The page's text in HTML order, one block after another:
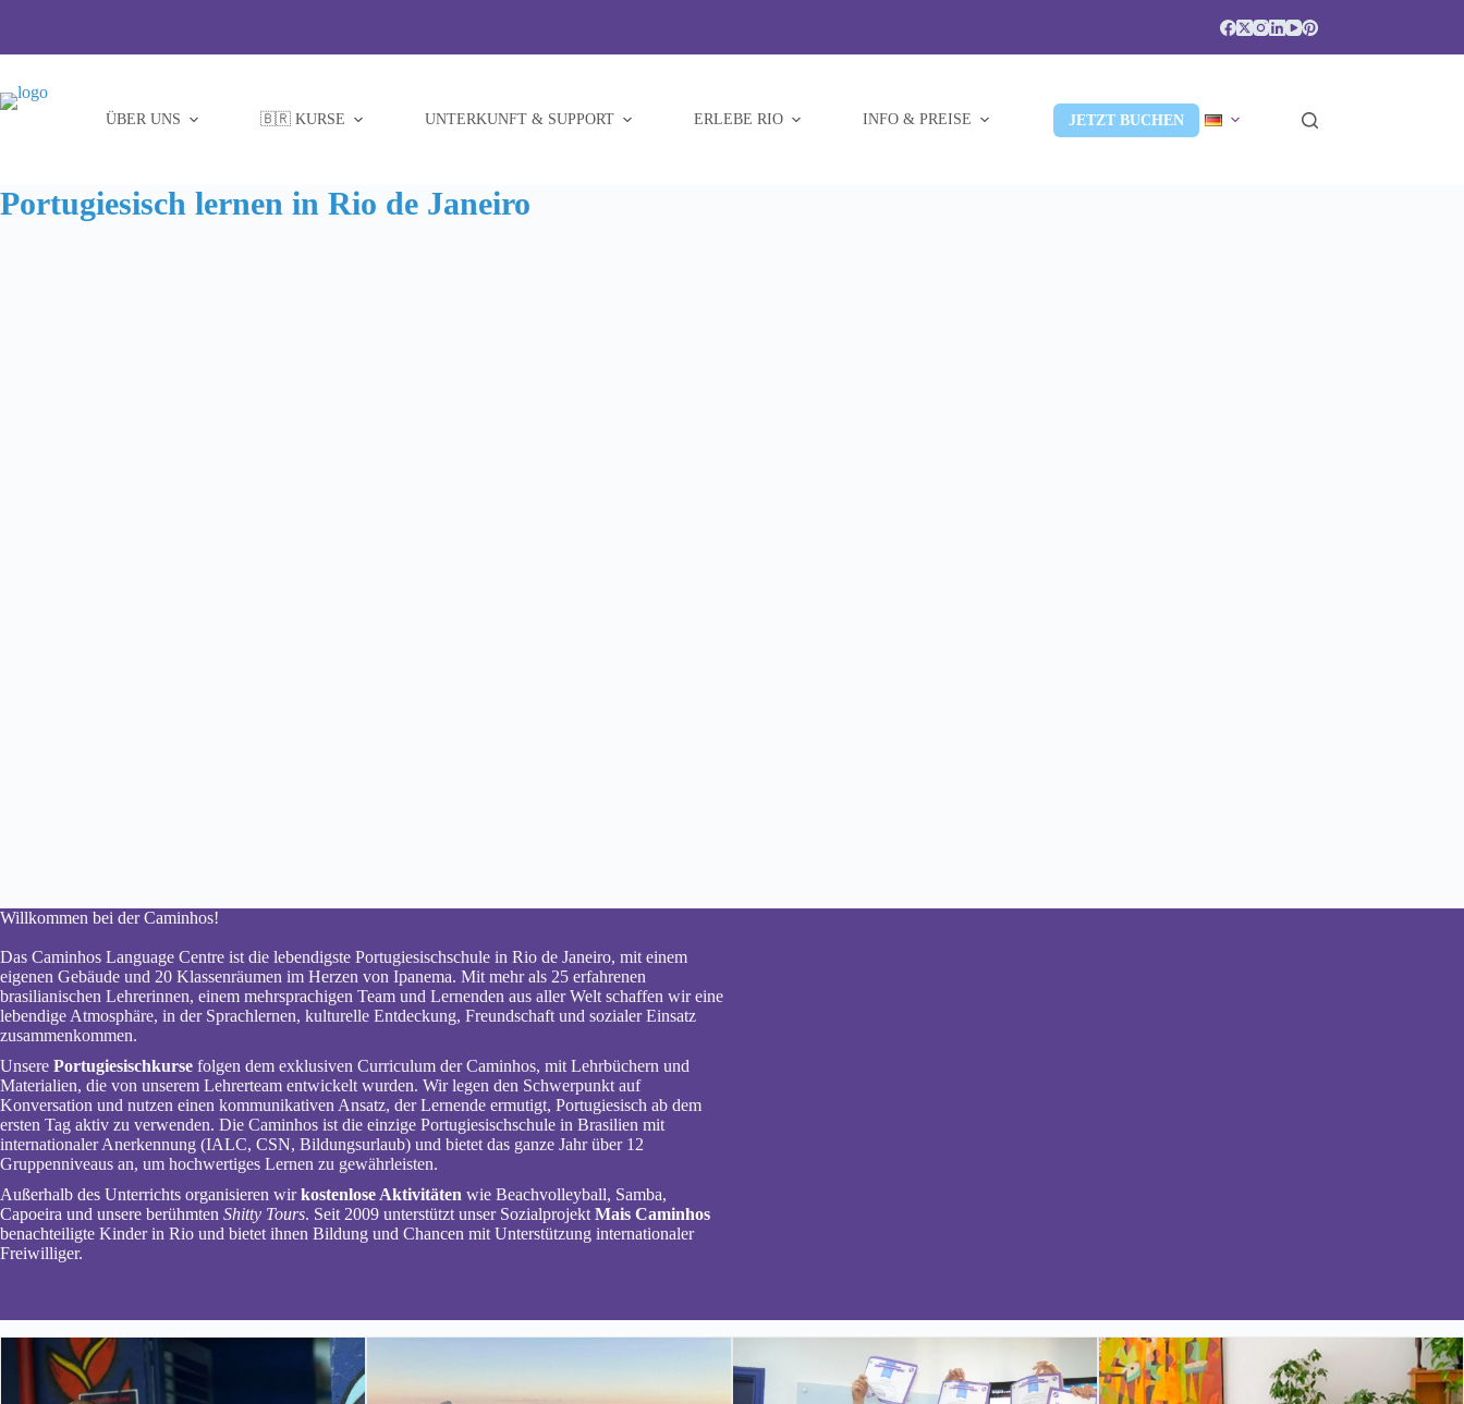
ÜBER UNS 🇧🇷 KURSE UNTERKUNFT & SUPPORT ERLEBE RIO INFO & PREISE JETZT BUCHEN
Portugiesisch lernen in Rio de Janeiro
Willkommen bei der Caminhos!
Das Caminhos Language Centre ist die lebendigste Portugiesischschule in Rio de Janeiro, mit einem
eigenen Gebäude und 20 Klassenräumen im Herzen von Ipanema. Mit mehr als 25 erfahrenen
brasilianischen Lehrerinnen, einem mehrsprachigen Team und Lernenden aus aller Welt schaffen wir eine
lebendige Atmosphäre, in der Sprachlernen, kulturelle Entdeckung, Freundschaft und sozialer Einsatz
zusammenkommen.
Unsere Portugiesischkurse folgen dem exklusiven Curriculum der Caminhos, mit Lehrbüchern und
Materialien, die von unserem Lehrerteam entwickelt wurden. Wir legen den Schwerpunkt auf
Konversation und nutzen einen kommunikativen Ansatz, der Lernende ermutigt, Portugiesisch ab dem
ersten Tag aktiv zu verwenden. Die Caminhos ist die einzige Portugiesischschule in Brasilien mit
internationaler Anerkennung (IALC, CSN, Bildungsurlaub) und bietet das ganze Jahr über 12
Gruppenniveaus an, um hochwertiges Lernen zu gewährleisten.
Außerhalb des Unterrichts organisieren wirkostenlose Aktivitäten wie Beachvolleyball, Samba,
Capoeira und unsere berühmten Shitty Tours. Seit 2009 unterstützt unser Sozialprojekt Mais Caminhos
benachteiligte Kinder in Rio und bietet ihnen Bildung und Chancen mit Unterstützung internationaler
Freiwilliger.